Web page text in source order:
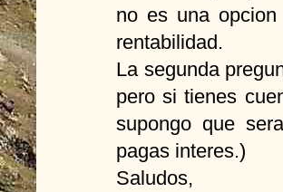
no es una
rentabilidad.
La segunda
pero si tienes
supongo que
pagas interes.)
Saludos,